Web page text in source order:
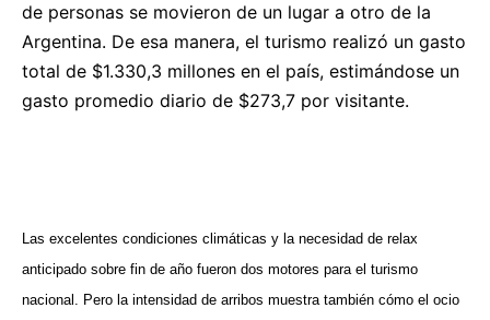
de personas se movieron de un lugar a otro de la
Argentina. De esa manera, el turismo realizó un gasto
total de $1.330,3 millones en el país, estimándose un
gasto promedio diario de $273,7 por visitante.
Las excelentes condiciones climáticas y la necesidad de relax
anticipado sobre fin de año fueron dos motores para el turismo
nacional. Pero la intensidad de arribos muestra también cómo el ocio